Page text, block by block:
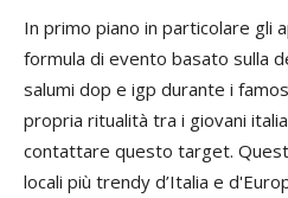
In primo piano in particolare gli
formula di evento basato sulla
salumi dop e igp durante i
propria ritualità tra i giovani
contattare questo target.
locali più trendy d’Italia e